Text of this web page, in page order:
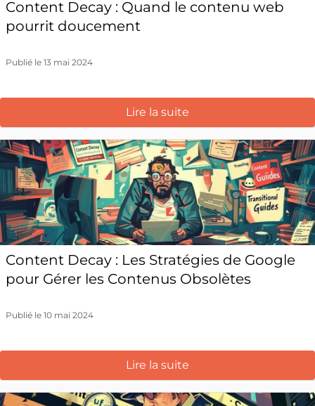
Content Decay : Quand le contenu web
pourrit doucement
Publié le 13 mai 2024
Lire la suite
Content Decay : Les Stratégies de Google
pour Gérer les Contenus Obsolètes
Publié le 10 mai 2024
Lire la suite